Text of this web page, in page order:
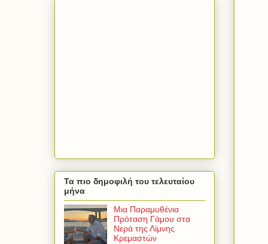
Τα πιο δημοφιλή του τελευταίου
μήνα
Μια Παραμυθένια
Πρόταση Γάμου στα
Νερά της Λίμνης
Κρεμαστών